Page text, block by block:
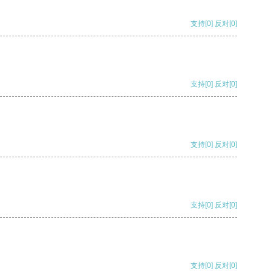
支持[0] 反对[0]
支持[0] 反对[0]
支持[0] 反对[0]
支持[0] 反对[0]
支持[0] 反对[0]